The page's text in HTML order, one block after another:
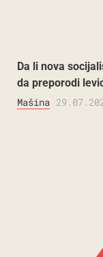
Da li nova
da preporodi
Mašina